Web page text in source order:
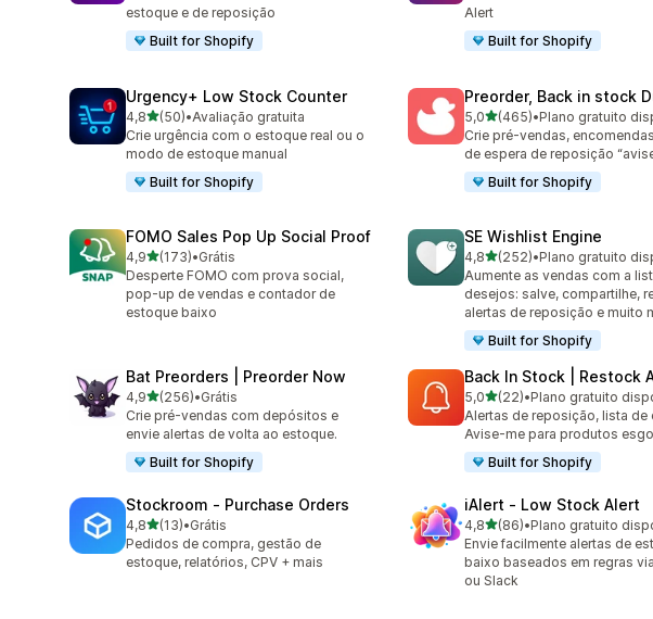
estoque e de reposição
Built for Shopify
Alert
Built for Shopify
Urgency+ Low Stock Counter
4,8de 5 estrelas
(50)
50 avaliações ao todo
•Avaliação gratuita
Crie urgência com o estoque real ou o
modo de estoque manual
Built for Shopify
Preorder, Back in stock
5,0de 5 estrelas
(465)
465 avaliações ao todo
•Plano gratuito
Crie pré-vendas,
de espera de reposição
Built for Shopify
FOMO Sales Pop Up Social Proof
4,9de 5 estrelas
(173)
173 avaliações ao todo
•Grátis
Desperte FOMO com prova social,
pop-up de vendas e contador de
estoque baixo
SE Wishlist Engine
4,8de 5 estrelas
(252)
252 avaliações ao todo
•Plano gratuito
Aumente as vendas com a
desejos: salve, compartilhe,
alertas de reposição e muito
Built for Shopify
Bat Preorders | Preorder Now
4,9de 5 estrelas
(256)
256 avaliações ao todo
•Grátis
Crie pré-vendas com depósitos e
envie alertas de volta ao estoque.
Built for Shopify
Back In Stock | Restock
5,0de 5 estrelas
(22)
22 avaliações ao todo
•Plano gratuito
Alertas de reposição, lista de
Avise-me para produtos
Built for Shopify
Stockroom ‑ Purchase Orders
4,8de 5 estrelas
(13)
13 avaliações ao todo
•Grátis
Pedidos de compra, gestão de
estoque, relatórios, CPV + mais
iAlert ‑ Low Stock Alert
4,8de 5 estrelas
(86)
86 avaliações ao todo
•Plano gratuito
Envie facilmente alertas de
baixo baseados em regras
ou Slack